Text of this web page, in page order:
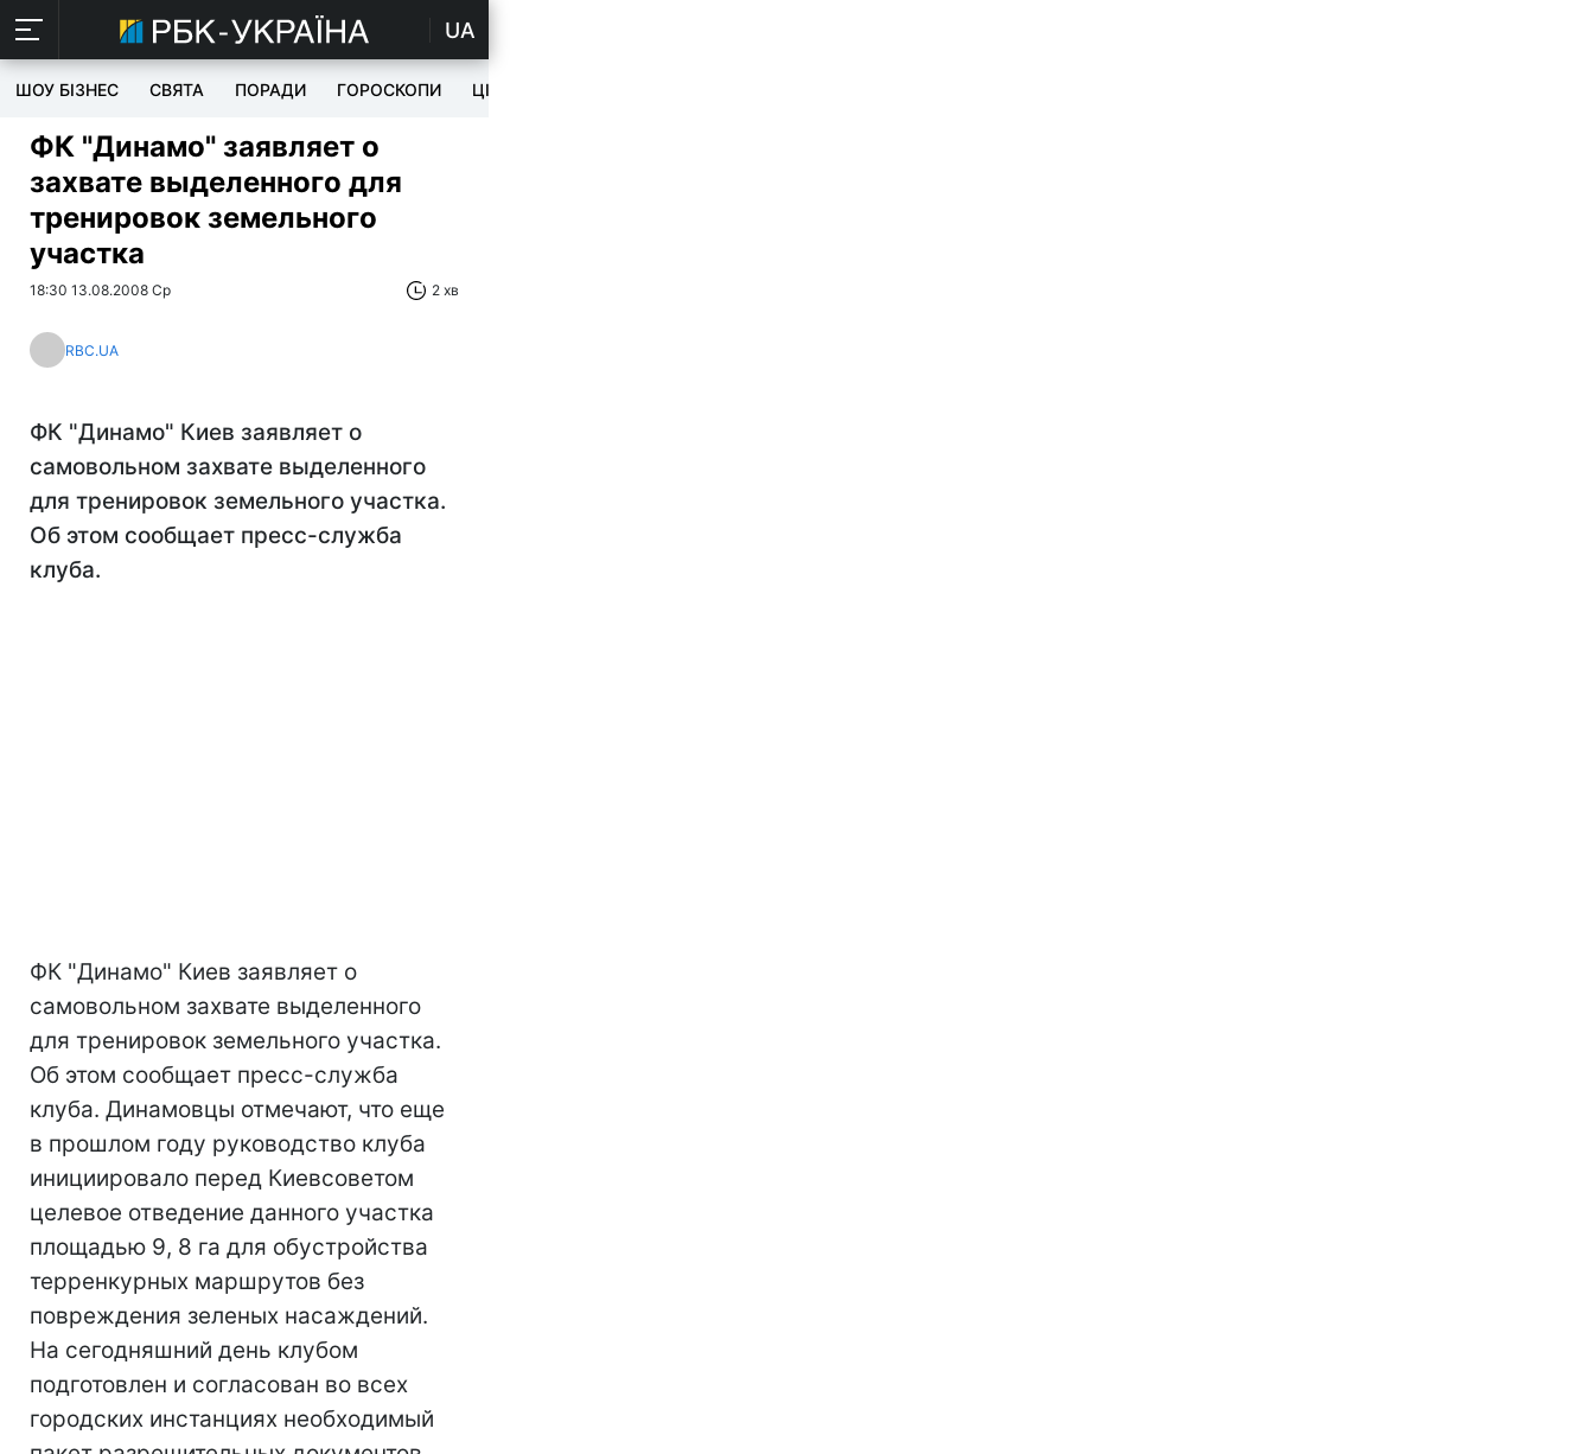
UA
ШОУ БІЗНЕС СВЯТА ПОРАДИ ГОРОСКОПИ ЦІКАВЕ
ФК "Динамо" заявляет о
захвате выделенного для
тренировок земельного
участка
18:30 13.08.2008 Ср 2 хв
RBC.UA
ФК "Динамо" Киев заявляет о
самовольном захвате выделенного
для тренировок земельного участка.
Об этом сообщает пресс-служба
клуба.
ФК "Динамо" Киев заявляет о
самовольном захвате выделенного
для тренировок земельного участка.
Об этом сообщает пресс-служба
клуба. Динамовцы отмечают, что еще
в прошлом году руководство клуба
инициировало перед Киевсоветом
целевое отведение данного участка
площадью 9, 8 га для обустройства
терренкурных маршрутов без
повреждения зеленых насаждений.
На сегодняшний день клубом
подготовлен и согласован во всех
городских инстанциях необходимый